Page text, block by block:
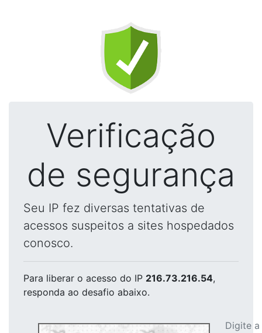
Verificação
de segurança
Seu IP fez diversas tentativas de
acessos suspeitos a sites hospedados
conosco.
Para liberar o acesso do IP 216.73.216.54,
responda ao desafio abaixo.
Digite